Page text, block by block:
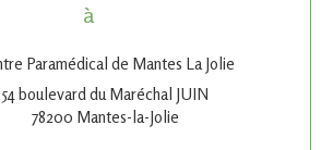
à
Paramédical de Mantes La Jolie
54 boulevard du Maréchal JUIN
78200 Mantes-la-Jolie